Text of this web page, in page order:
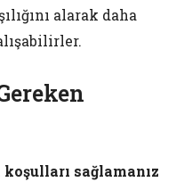
alarak daha
sağlamanız